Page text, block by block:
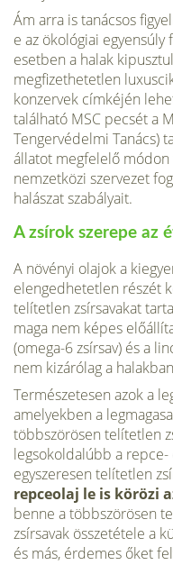
Ám arra is tanácsos
e az ökoló­giai
esetben a halak
megfizethetetlen
konzervek címkéjén
található MSC pecsét a
Tengervédelmi Tanács)
állatot megfelelő módon
nemzetközi szervezet
halászat szabályait.
A zsírok szerepe az
A növényi olajok a
elengedhetetlen részét
telítetlen zsírsavakat
maga nem képes
(omega-6 zsírsav) és a
nem kizárólag a
Természetesen azok a
amelyekben a
többszörösen telítetlen
legsokoldalúbb a
egyszeresen telítet­len
repceolaj le is körözi
benne a többszörösen
zsírsavak összetétele a
és más, érdemes őket